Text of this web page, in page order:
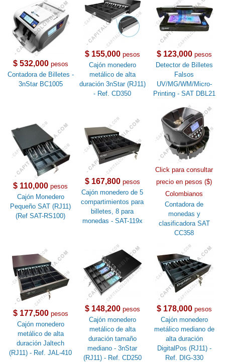
$ 532,000pesos
Contadora de Billetes -
3nStar BC1005
$ 155,000pesos
Cajón monedero
metálico de alta
duración 3nStar (RJ11)
- Ref. CD350
$ 123,000pesos
Detector de Billetes
Falsos
UV/MG/WM/Micro-
Printing - SAT DBL21
$ 110,000 pesos
Cajón Monedero
Pequeño SAT (RJ11)
(Ref SAT-RS100)
$ 167,800pesos
Cajón monedero de 5
compartimientos para
billetes, 8 para
monedas - SAT-119x
Click para consultar
precio en pesos ($)
Colombianos
Contadora de
monedas y
clasificadora SAT
CC358
$ 177,500pesos
Cajón monedero
metálico de alta
duración Jaltech
(RJ11) - Ref. JAL-410
$ 148,200pesos
Cajón monedero
metálico de alta
duración tamaño
mediano - 3nStar
(RJ11) - Ref. CD250
$ 178,000pesos
Cajón monedero
metálico mediano de
alta duración
DigitalPos (RJ11) -
Ref. DIG-330